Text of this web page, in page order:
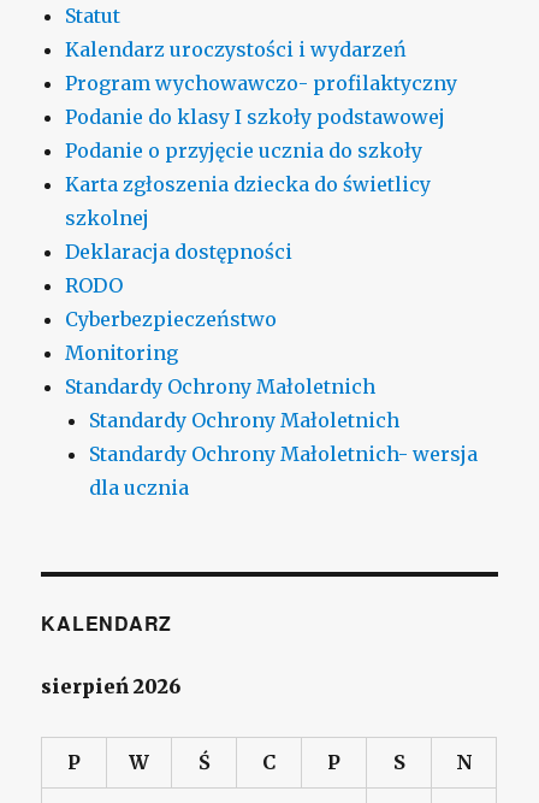
Statut
Kalendarz uroczystości i wydarzeń
Program wychowawczo- profilaktyczny
Podanie do klasy I szkoły podstawowej
Podanie o przyjęcie ucznia do szkoły
Karta zgłoszenia dziecka do świetlicy
szkolnej
Deklaracja dostępności
RODO
Cyberbezpieczeństwo
Monitoring
Standardy Ochrony Małoletnich
Standardy Ochrony Małoletnich
Standardy Ochrony Małoletnich- wersja
dla ucznia
KALENDARZ
sierpień 2026
P W Ś C P S N